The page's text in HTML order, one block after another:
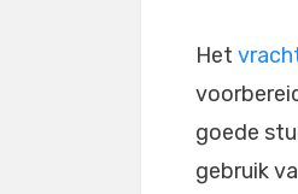
Het
goede
gebruik